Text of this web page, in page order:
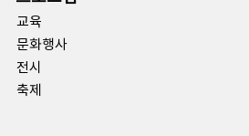
교육
문화행사
전시
축제